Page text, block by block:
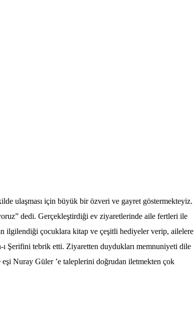
ulaşması için büyük bir özveri ve gayret göstermekteyiz.
dedi. Gerçekleştirdiği ev ziyaretlerinde aile fertleri ile
ilgilendiği çocuklara kitap ve çeşitli hediyeler verip, ailelere
ı Şerifini tebrik etti. Ziyaretten duydukları memnuniyeti dile
Nuray Güler ’e taleplerini doğrudan iletmekten çok